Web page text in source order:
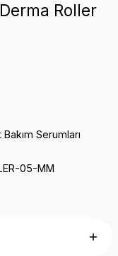
Roller
Bakım Serumları
05-MM